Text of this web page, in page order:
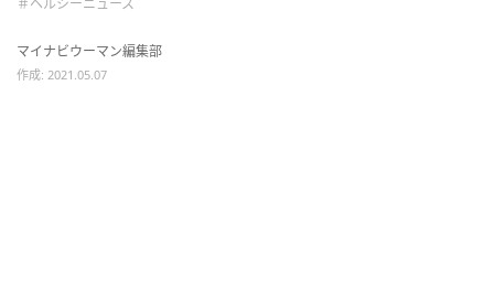
＃ヘルシーニュース
マイナビウーマン編集部
作成: 2021.05.07